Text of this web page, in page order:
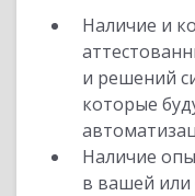
Наличие и
и решений
которые
Наличие
в вашей или